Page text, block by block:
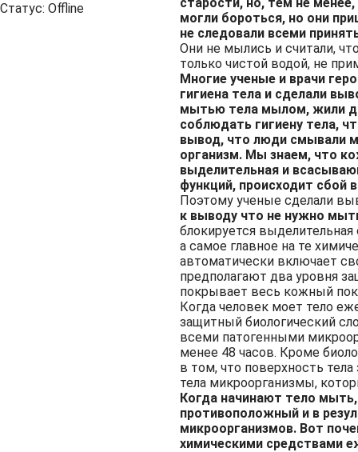
Статус: Offline
могли бороться, но они
не следовали всеми
Они не мылись и считали,
только чистой водой, не
Многие ученые и врачи
гигиена тела и сделали
мытью тела мылом, жили
соблюдать гигиену тела,
вывод, что люди смывали
организм. Мы знаем, что
выделительная и
функций, происходит сбой
Поэтому ученые сделали
к выводу что не нужно
блокируется
а самое главное на те
автоматически включает
предполагают два уровня
покрывает весь кожный
Когда человек моет тело
защитный биологический
всеми патогенными
менее 48 часов. Кроме
в том, что поверхность
тела микроорганизмы,
Когда начинают тело
противоположный и в
микроорганизмов. Вот
химическими средствами